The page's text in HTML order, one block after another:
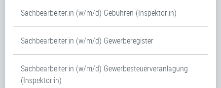
Sachbearbeiter:in (w/m/d) Gebühren (Inspektor:in)
Sachbearbeiter:in (w/m/d) Gewerberegister
Sachbearbeiter:in (w/m/d) Gewerbesteuerveranlagung
(Inspektor:in)